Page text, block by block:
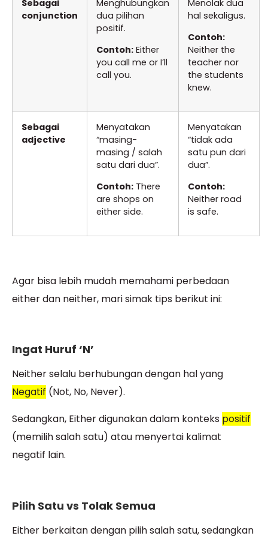
Sebagai
conjunction
Menghubungkan
dua pilihan
positif.
Contoh: Either
you call me or I’ll
call you.
Menolak dua
hal sekaligus.
Contoh:
Neither the
teacher nor
the students
knew.
Sebagai
adjective
Menyatakan
“masing-
masing / salah
satu dari dua”.
Contoh: There
are shops on
either side.
Menyatakan
“tidak ada
satu pun dari
dua”.
Contoh:
Neither road
is safe.
Agar bisa lebih mudah memahami perbedaan
either dan neither, mari simak tips berikut ini:
Ingat Huruf ‘N’
Neither selalu berhubungan dengan hal yang
Negatif (Not, No, Never).
Sedangkan, Either digunakan dalam konteks positif
(memilih salah satu) atau menyertai kalimat
negatif lain.
Pilih Satu vs Tolak Semua
Either berkaitan dengan pilih salah satu, sedangkan